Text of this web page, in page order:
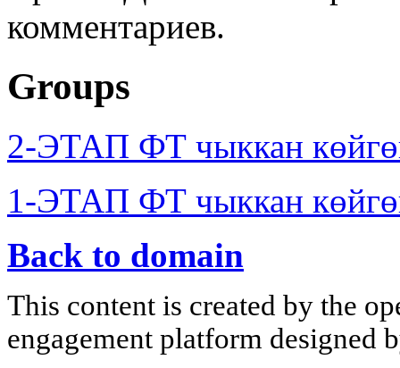
комментариев.
Groups
2-ЭТАП ФТ чыккан
1-ЭТАП ФТ чыккан
Back to domain
This content is created by the
engagement platform designed